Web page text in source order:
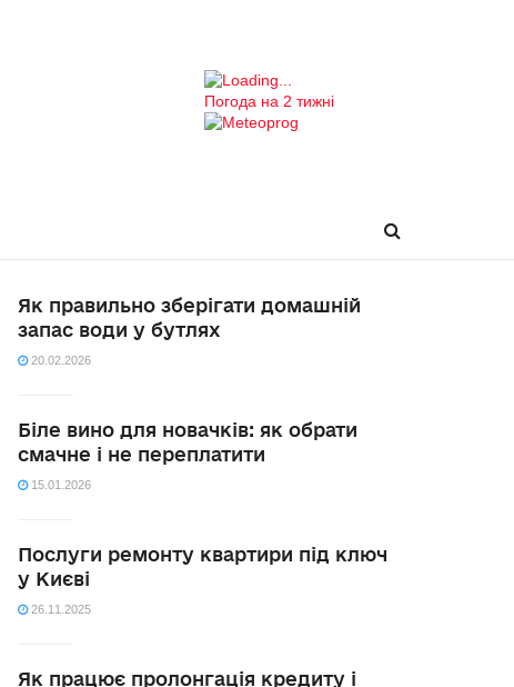
Погода на 2 тижні
Як правильно зберігати домашній
запас води у бутлях
20.02.2026
Біле вино для новачків: як обрати
смачне і не переплатити
15.01.2026
Послуги ремонту квартири під ключ
у Києві
26.11.2025
Як працює пролонгація кредиту і